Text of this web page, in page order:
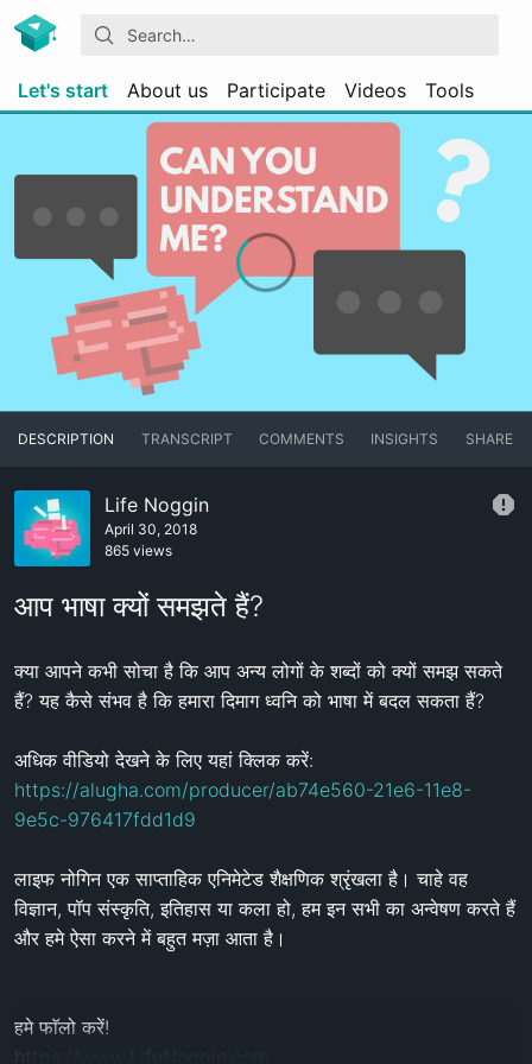
Let's start About us Participate Videos Tools
DESCRIPTION TRANSCRIPT COMMENTS INSIGHTS SHARE
Life Noggin
April 30, 2018
865 views
आप भाषा क्यों समझते हैं?
क्या आपने कभी सोचा है कि आप अन्य लोगों के शब्दों को क्यों समझ सकते
हैं? यह कैसे संभव है कि हमारा दिमाग ध्वनि को भाषा में बदल सकता हैं?
https://alugha.com/producer/ab74e560-21e6-11e8-
9e5c-976417fdd1d9
लाइफ नोगिन एक साप्ताहिक एनिमेटेड शैक्षणिक श्रृंखला है। चाहे वह
विज्ञान, पॉप संस्कृति, इतिहास या कला हो, हम इन सभी का अन्वेषण करते हैं
और हमे ऐसा करने में बहुत मज़ा आता है।
https://www.LifeNoggin.com